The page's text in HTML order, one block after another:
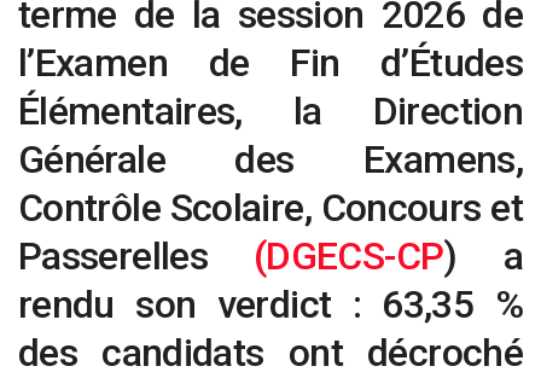
terme de la session 2026 de
l’Examen de Fin d’Études
Élémentaires, la Direction
Générale des Examens,
Contrôle Scolaire, Concours et
Passerelles (DGECS-CP) a
rendu son verdict : 63,35 %
des candidats ont décroché